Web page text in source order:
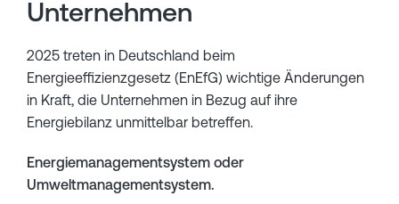
Unternehmen
2025 treten in Deutschland beim
Energieeffizienzgesetz (EnEfG) wichtige Änderungen
in Kraft, die Unternehmen in Bezug auf ihre
Energiebilanz unmittelbar betreffen.
Energiemanagementsystem oder
Umweltmanagementsystem.